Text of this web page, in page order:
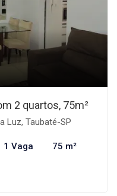
2 quartos, 75m²
Luz, Taubaté-SP
1 Vaga 75 m²